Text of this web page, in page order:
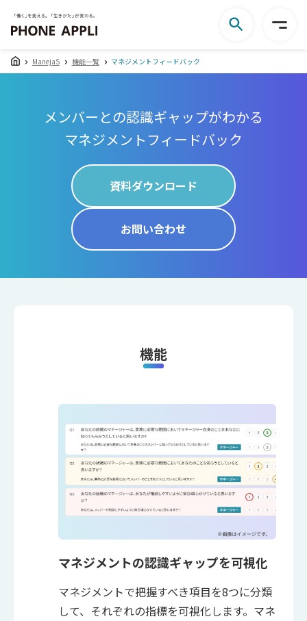
ManejaS 機能一覧 マネジメントフィードバック
メンバーとの認識ギャップがわかる
マネジメントフィードバック
資料ダウンロード
お問い合わせ
機能
マネジメントの認識ギャップを可視化
マネジメントで把握すべき項目を8つに分類
して、それぞれの指標を可視化します。マネ